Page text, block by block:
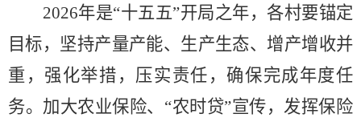
2026年是“十五五”开局之年，各村要锚定
目标，坚持产量产能、生产生态、增产增收并
重，强化举措，压实责任，确保完成年度任
务。加大农业保险、“农时贷”宣传，发挥保险